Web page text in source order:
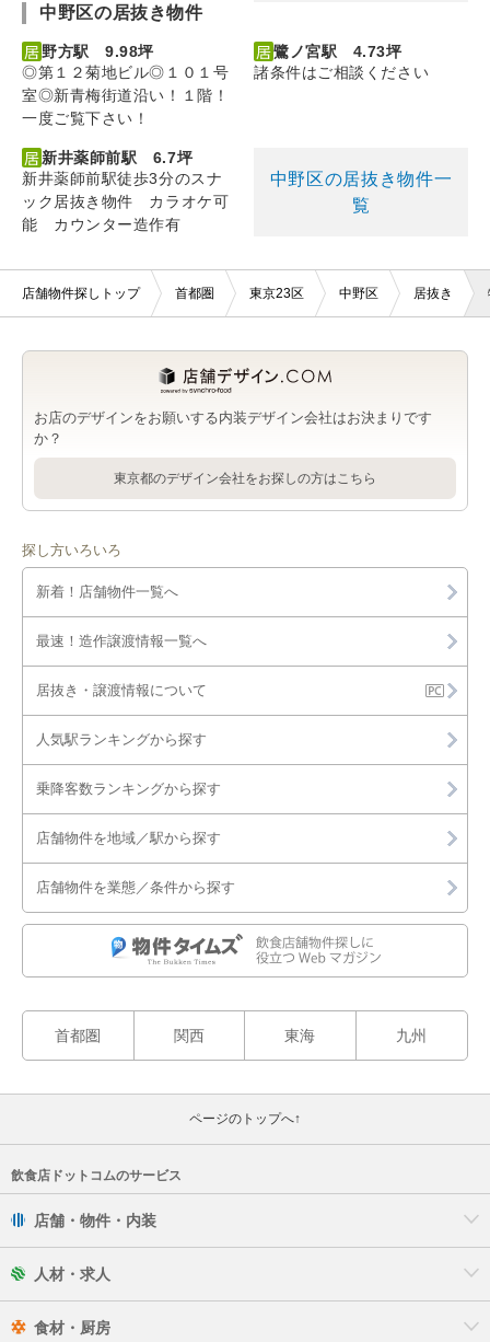
中野区の居抜き物件
野方駅 9.98坪
◎第１２菊地ビル◎１０１号
室◎新青梅街道沿い！１階！
一度ご覧下さい！
鷺ノ宮駅 4.73坪
諸条件はご相談ください
新井薬師前駅 6.7坪
新井薬師前駅徒歩3分のスナ
ック居抜き物件 カラオケ可
能 カウンター造作有
中野区の居抜き物件一
覧
店舗物件探しトップ 首都圏 東京23区 中野区 居抜き
お店のデザインをお願いする内装デザイン会社はお決まりです
か？
東京都のデザイン会社をお探しの方はこちら
探し方いろいろ
新着！店舗物件一覧へ
最速！造作譲渡情報一覧へ
居抜き・譲渡情報について
人気駅ランキングから探す
乗降客数ランキングから探す
店舗物件を地域／駅から探す
店舗物件を業態／条件から探す
首都圏 関西 東海 九州
ページのトップへ↑
飲食店ドットコムのサービス
店舗・物件・内装
人材・求人
食材・厨房